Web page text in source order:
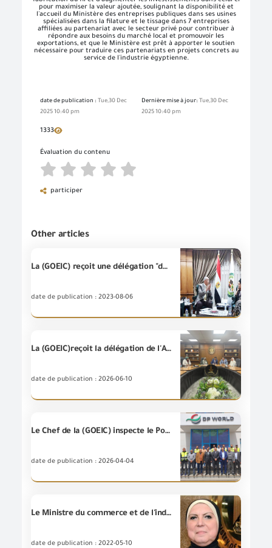
pour maximiser la valeur ajoutée, soulignant la disponibilité et
l'accueil du Ministère des entreprises publiques dans ses usines
spécialisées dans la filature et le tissage dans 7 entreprises
affiliées au partenariat avec le secteur privé pour contribuer à
répondre aux besoins du marché local et promouvoir les
exportations, et que le Ministère est prêt à apporter le soutien
nécessaire pour traduire ces partenariats en projets concrets au
service de l'industrie égyptienne.
date de publication : Tue,30 Dec
2025 10:40 pm
Dernière mise à jour: Tue,30 Dec
2025 10:40 pm
1333
Évaluation du contenu
participer
Other articles
La (GOEIC) reçoit une délégation "du Conseil d'Exportation" pour l'imprimerie et l'emballage
date de publication : 2023-08-06
La (GOEIC)reçoit la délégation de l'Autorité soudanaise pour les spécifications et la métrologie.
date de publication : 2026-06-10
Le Chef de la (GOEIC) inspecte le Port de Suez pour assurer le suivi du système (UCR) et met l'accent sur la coordination entre les entités concernées pour faciliter les procédures du dédouanement et soutenir les exportateurs.
date de publication : 2026-04-04
Le Ministre du commerce et de l'industrie prend une décision concernant la compétence de G.O.E.IC pour délivrer des certificats de libre vente des biens et produits industriels exportés.
date de publication : 2022-05-10